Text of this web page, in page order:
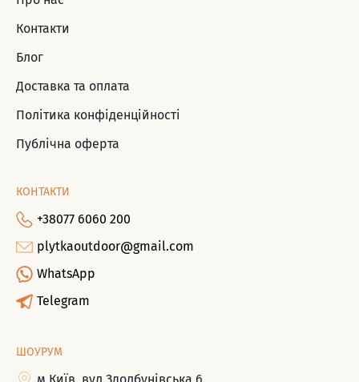
Контакти
Блог
Доставка та оплата
Політика конфіденційності
Публічна оферта
КОНТАКТИ
+38077 6060 200
plytkaoutdoor@gmail.com
WhatsApp
Telegram
ШОУРУМ